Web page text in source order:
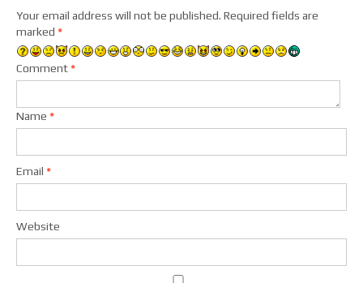
Your email address will not be published. Required fields are
marked *
Comment*
Name *
Email *
Website